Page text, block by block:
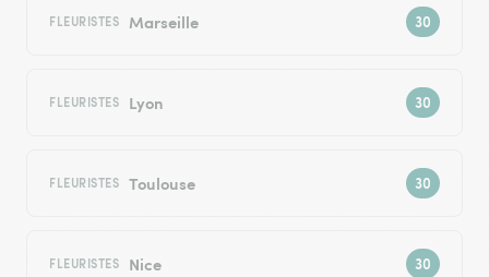
FLEURISTES Marseille
FLEURISTES Lyon
FLEURISTES Toulouse
FLEURISTES Nice